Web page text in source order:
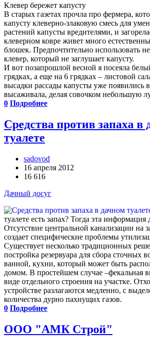
Клевер бережет капусту
В старых газетах прочла про фермера,
капусту клеверно-злаковую смесь для
растений капусты вредителями, и
клеверном ковре живет много
блошек. Предпочтительно использовать
клевер, который не заглушает капусту.
И вот позапрошлой весной я посеяла
грядках, а еще на 6 грядках – листовой
высадки рассады капусты уже появились
высаживала, делая совочком небольшую
0 Подробнее
Средства против запаха в
туалете
sadovod
16 апреля 2012
16 616
Дачный досуг
туалете есть запах? Тогда эта информация
Отсутствие центральной канализации на
создает специфические проблемы
Существует несколько традиционных
постройка резервуара для сбора сточных
ванной, кухни, который может быть
домом. В простейшем случае –фекальная
виде отдельного строения на участке.
устройстве разлагаются медленно, с
количества дурно пахнущих газов.
0 Подробнее
ООО "АМК Строй"